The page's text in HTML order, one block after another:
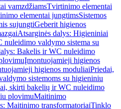
vamzdžiamsTvirtinimo elementai
elementai jungtimsSistemos
sujungtiGeberit higienos
Atsarginės dalys: Higieniniai
nuleidimo valdymo sistema su
Bakelis ir WC nuleidimo
Įmontuojamieji higienos
higienos moduliaiPriedai,
sistemoms su higieniniu
skirti bakelių ir WC nuleidimo
plovimuMaitinimo
Maitinimo transformatoriaiTinklo